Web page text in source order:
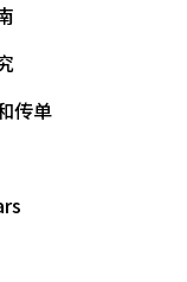
传单
式彩色/NIR线阵扫
精确度、敏感度和多